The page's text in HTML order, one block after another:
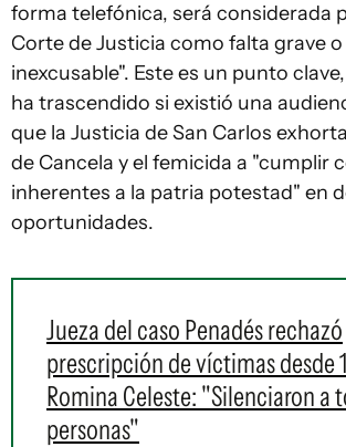
forma telefónica, será considerada
Corte de Justicia como falta grave
inexcusable". Este es un punto
ha trascendido si existió una
que la Justicia de San Carlos
de Cancela y el femicida a "cumplir
inherentes a la patria potestad" en
oportunidades.
Jueza del caso Penadés rechazó
prescripción de víctimas desde
Romina Celeste: "Silenciaron a
personas"